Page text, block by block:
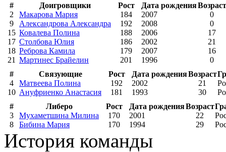
#
Доигровщики Рост Дата рожденияВозраст
2
Макарова Мария 184 2007
0
9
Александрова Александра 192 2008
0
15 Ковалева Полина 188 2006
17
17 Столбова Юлия 186 2002
21
18 Реброва Камила 179 2007
16
21 Мартинес Брайелин 201 1996
0
#
Связующие Рост Дата рожденияВозраст
4
Матвеева Полина 192 2002 21
10 Ануфриенко Анастасия 181 1993 30
#
Либеро Рост Дата рожденияВозраст
3
Мухаметшина Милина 170 2001 22
8
Бибина Мария 170 1994 29
История команды